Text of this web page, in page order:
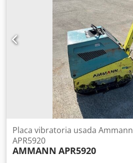
Placa vibratoria usada Ammann
APR5920
AMMANN APR5920